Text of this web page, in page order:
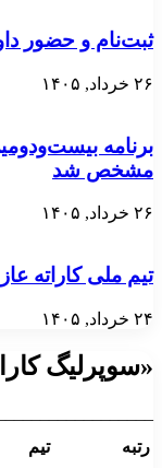
ثبت‌نام و حضور
۲۶ خرداد, ۱۴۰۵
برنامه
مشخص شد
۲۶ خرداد, ۱۴۰۵
تیم ملی کاراته
۲۴ خرداد, ۱۴۰۵
«سوپرلیگ
رتبه
تیم